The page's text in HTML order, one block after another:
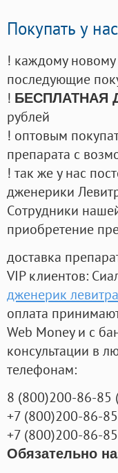
Покупать у
! каждому
последующие
! БЕСПЛАТНАЯ
рублей
! оптовым
препарата с
! так же у нас
дженерики
Cотрудники
приобретение
доставка
VIP клиентов:
дженерик
оплата
Web Money и с
консультации в
телефонам:
8 (800)200-86-85
+7 (800)200-86-85
+7 (800)200-86-85
Обязательно